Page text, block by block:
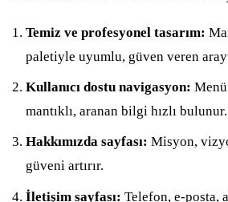
Temiz ve profesyonel tasarım:
paletiyle uyumlu, güven veren
Kullanıcı dostu navigasyon:
mantıklı, aranan bilgi hızlı bulunur.
Hakkımızda sayfası: Misyon,
güveni artırır.
İletişim sayfası: Telefon, e-posta,